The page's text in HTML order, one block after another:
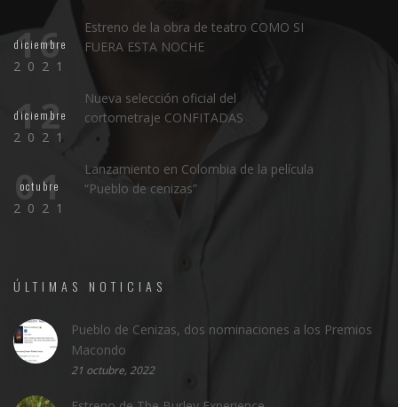
16
diciembre
2021
Estreno de la obra de teatro COMO SI
FUERA ESTA NOCHE
12
diciembre
2021
Nueva selección oficial del
cortometraje CONFITADAS
01
octubre
2021
Lanzamiento en Colombia de la película
“Pueblo de cenizas”
ÚLTIMAS NOTICIAS
Pueblo de Cenizas, dos nominaciones a los Premios
Macondo
21 octubre, 2022